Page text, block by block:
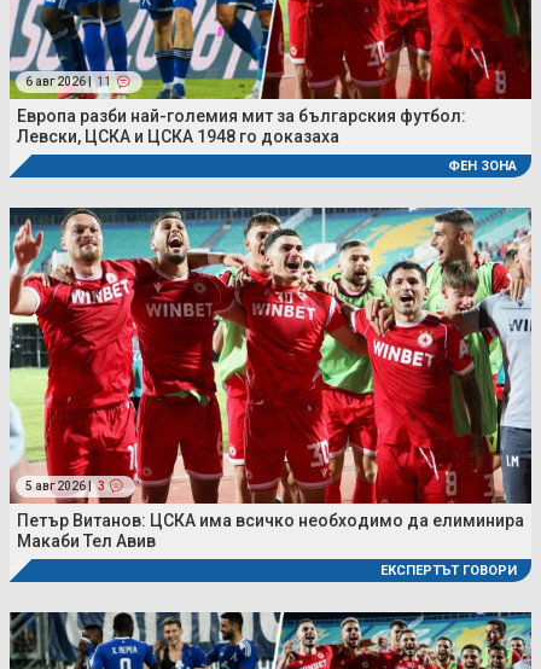
6 авг 2026 | 11
Европа разби най-големия мит за българския футбол:
Левски, ЦСКА и ЦСКА 1948 го доказаха
ФЕН ЗОНА
5 авг 2026 | 3
Петър Витанов: ЦСКА има всичко необходимо да елиминира
Макаби Тел Авив
ЕКСПЕРТЪТ ГОВОРИ